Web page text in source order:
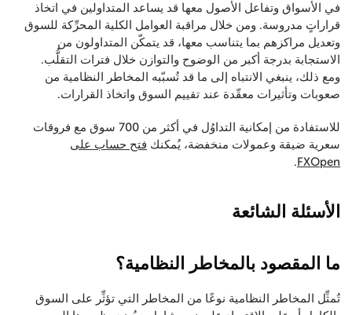
في الأسواق وتفاعل الأصول معها قد يساعد المتداولين في اتخاذ
قراراتٍ مدروسة. ومن خلال مراقبة العوامل الكلية المحرِّكة للسوق
وتعديل مراكزهم بما يتناسب معها، قد يتمكّن المتداولون من
الاستجابة بدرجة أكبر من الوضوح والتوازن خلال فترات التقلُّب.
ومع ذلك، ينبغي الانتباه إلى ما قد تُسبّبه المخاطر النظامية من
صعوبات وتأثيرات معقّدة عند تقييم السوق واتخاذ القرارات.
للاستفادة من إمكانية التداوُل في أكثر من 700 سوق مع فروقات
سعرية ضيقة وعمولات منخفضة، يُمكنك فتح حساب على
FXOpen
.
الأسئلة الشائعة
ما المقصود بالمخاطر النظامية؟
تُمثِّل المخاطر النظامية نوعًا من المخاطر التي تؤثِّر على السوق